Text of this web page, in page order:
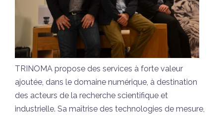
TRINOMA propose des services à forte valeur
ajoutée, dans le domaine numérique, à destination
des acteurs de la recherche scientifique et
industrielle. Sa maîtrise des technologies de mesure,